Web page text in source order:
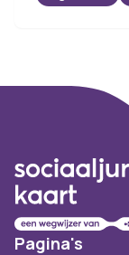
Pagina's